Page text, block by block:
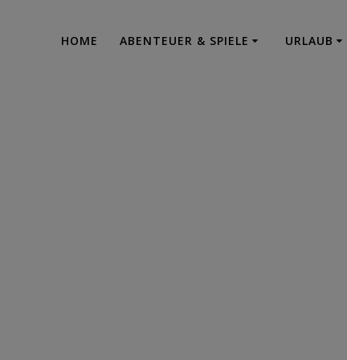
HOME ABENTEUER & SPIELE URLAUB